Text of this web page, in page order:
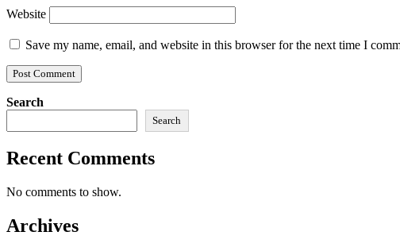
Website
Save my name, email, and website in this browser for the next time I
Search
Search
Recent Comments
No comments to show.
Archives